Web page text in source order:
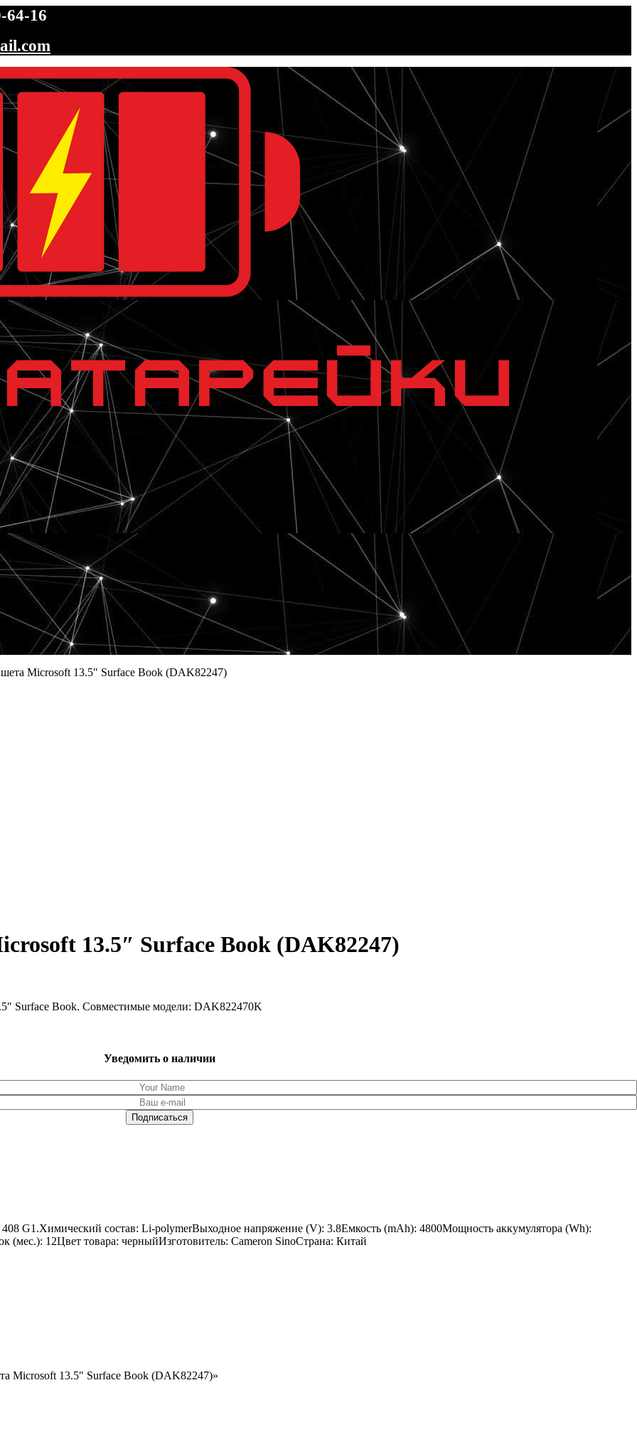
64-16
Microsoft 13.5″ Surface Book (DAK82247)
13.5″ Surface Book (DAK82247)
Surface Book. Совместимые модели: DAK822470K
Уведомить о наличии
G1.Химический состав: Li-polymerВыходное напряжение (V): 3.8Емкость (mAh): 4800Мощность аккумулятора (Wh):
(мес.): 12Цвет товара: черныйИзготовитель: Cameron SinoСтрана: Китай
Microsoft 13.5″ Surface Book (DAK82247)»